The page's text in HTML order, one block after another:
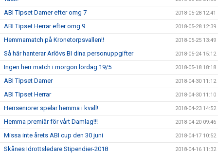
ABI Tipset Damer efter omg 7 2018-05-28 12:41
ABI Tipset Herrar efter omg 9 2018-05-28 12:39
Hemmamatch på Kronetorpsvallen!! 2018-05-25 13:49
Så här hanterar Arlövs BI dina personuppgifter 2018-05-24 15:12
Ingen herr match i morgon lördag 19/5 2018-05-18 18:18
ABI Tipset Damer 2018-04-30 11:12
ABI Tipset Herrar 2018-04-30 11:10
Herrseniorer spelar hemma i kväll! 2018-04-23 14:52
Hemma premiär för vårt Damlag!!! 2018-04-20 09:46
Missa inte årets ABI cup den 30 juni 2018-04-17 10:52
Skånes Idrottsledare Stipendier-2018 2018-04-16 11:32